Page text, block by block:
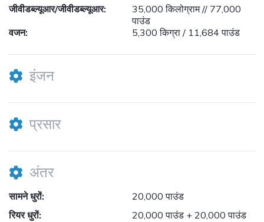
जीवीडब्ल्यूआर/जीवीडब्ल्यूआर:
35,000 किलोग्राम // 77,000
पाउंड
वजन:
5,300 किग्रा / 11,684 पाउंड
इंजन
प्रसार
अंतर
सामने धुरों:
20,000 पाउंड
रियर धुरों:
20,000 पाउंड + 20,000 पाउंड